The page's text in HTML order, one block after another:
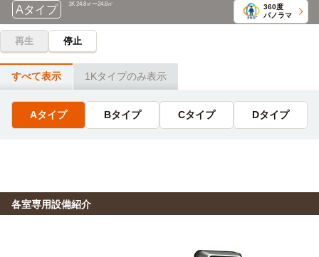
Aタイプ 1K 24.8㎡〜24.8㎡
360度
パノラマ
再生 停止
すべて表示 1Kタイプのみ表示
Aタイプ Bタイプ Cタイプ Dタイプ
各室専用設備紹介